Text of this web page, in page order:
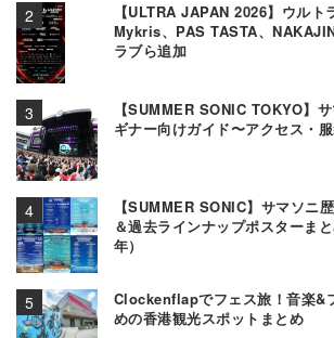
【ULTRA JAPAN 2026】ウルト
Mykris、PAS TASTA、
ラブら追加
【SUMMER SONIC TOKYO】
ギナー向けガイド〜アクセス・
【SUMMER SONIC】サマソニ
＆過去ラインナップポスターま
年）
Clockenflapでフェス旅！音楽&
めの香港観光スポットまとめ